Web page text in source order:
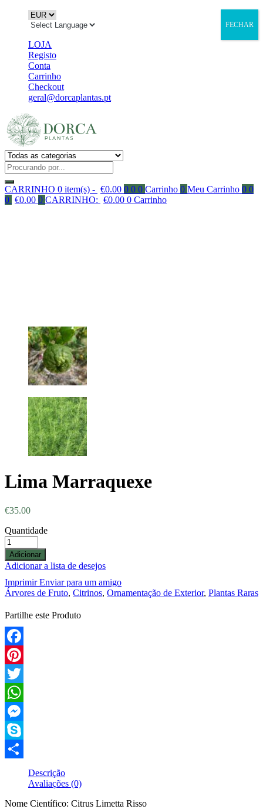
LOJA
Registo
Conta
Carrinho
Checkout
geral@dorcaplantas.pt
CARRINHO 0 item(s) - €0.00 0 0 0 Carrinho 0 Meu Carrinho 0 0
0 €0.00 0 CARRINHO: €0.00 0 Carrinho
Lima Marraquexe
€35.00
Quantidade
Adicionar
Adicionar a lista de desejos
ImprimirEnviar para um amigo
Árvores de Fruto, Citrinos, Ornamentação de Exterior, Plantas Raras
Partilhe este Produto
Facebook
Pinterest
Twitter
WhatsApp
Messenger
Skype
Compartilhar
Descrição
Avaliações (0)
Nome Científico: Citrus Limetta Risso
FECHAR